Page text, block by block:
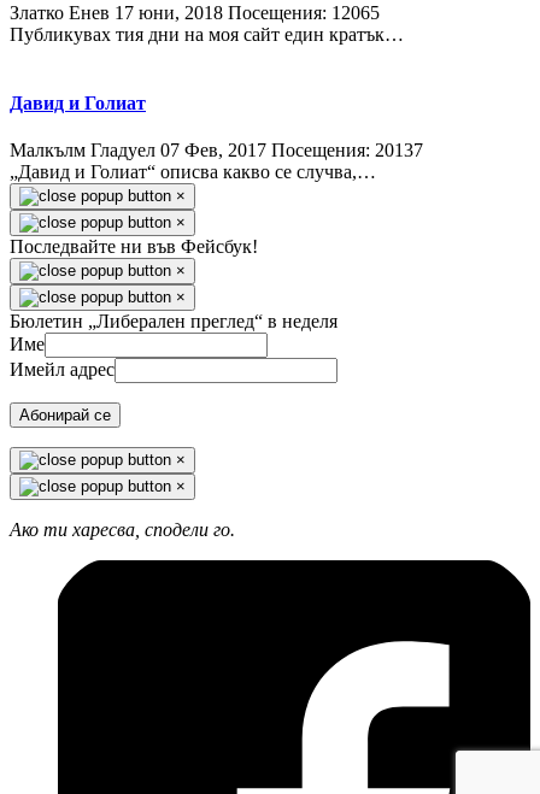
Златко Енев 17 юни, 2018 Посещения: 12065
Публикувах тия дни на моя сайт един кратък…
Давид и Голиат
Малкълм Гладуел 07 Фев, 2017 Посещения: 20137
„Давид и Голиат“ описва какво се случва,…
×
×
Последвайте ни във Фейсбук!
×
×
Бюлетин „Либерален преглед“ в неделя
Име
Имейл адрес
Абонирай се
×
×
Ако ти харесва, сподели го.